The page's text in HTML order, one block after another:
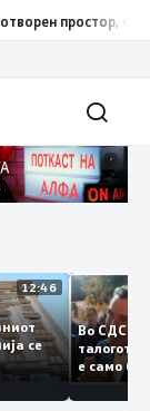
простор, од кои
12:46
се
Во
е само
копија
Заев